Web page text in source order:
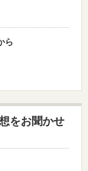
ら
をお聞かせ